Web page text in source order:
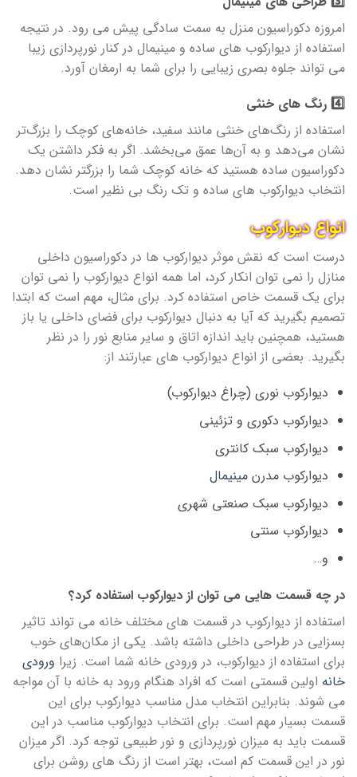
امروزه دکوراسیون منزل به سمت سادگی پیش می رود. در نتیجه
استفاده از دیوارکوب های ساده و مینیمال در کنار نورپردازی زیبا
می تواند جلوه بصری زیبایی را برای شما به ارمغان آورد.
4️⃣ رنگ های خنثی
استفاده از رنگ‌های خنثی مانند سفید، خانه‌های کوچک را بزرگ‌تر
نشان می‌دهد و به آن‌ها عمق می‌بخشد. اگر به فکر داشتن یک
دکوراسیون ساده هستید که خانه کوچک شما را بزرگتر نشان دهد.
انتخاب دیوارکوب های ساده و تک رنگ بی نظیر است.
انواع دیوارکوب
درست است که نقش موثر دیوارکوب ها در دکوراسیون داخلی
منازل را نمی توان انکار کرد، اما همه انواع دیوارکوب را نمی توان
برای یک قسمت خاص استفاده کرد. برای مثال، مهم است که ابتدا
تصمیم بگیرید که آیا به دنبال دیوارکوب برای فضای داخلی یا باز
هستید، همچنین باید اندازه اتاق و سایر منابع نور را در نظر
بگیرید. بعضی از انواع دیوارکوب های عبارتند از:
دیوارکوب نوری (چراغ دیوارکوب)
دیوارکوب دکوری و تزئینی
دیوارکوب سبک کانتری
دیوارکوب مدرن مینیمال
دیوارکوب سبک صنعتی شهری
دیوارکوب سنتی
و…
در چه قسمت هایی می توان از دیوارکوب استفاده کرد؟
استفاده از دیوارکوب در قسمت های مختلف خانه می تواند تاثیر
بسزایی در طراحی داخلی داشته باشد. یکی از مکان‌های خوب
برای استفاده از دیوارکوب، در ورودی خانه شما است. زیرا ورودی
خانه اولین قسمتی است که افراد هنگام ورود به خانه با آن مواجه
می شوند. بنابراین انتخاب مدل مناسب دیوارکوب برای این
قسمت بسیار مهم است. برای انتخاب دیوارکوب مناسب در این
قسمت باید به میزان نورپردازی و نور طبیعی توجه کرد. اگر میزان
نور در این قسمت کم است، بهتر است از رنگ های روشن برای